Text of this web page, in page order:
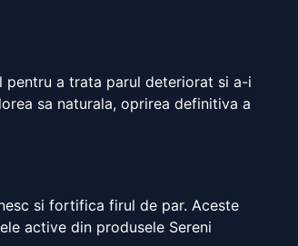
pentru a trata parul deteriorat si a-i
sa naturala, oprirea definitiva a
si fortifica firul de par. Aceste
active din produsele Sereni